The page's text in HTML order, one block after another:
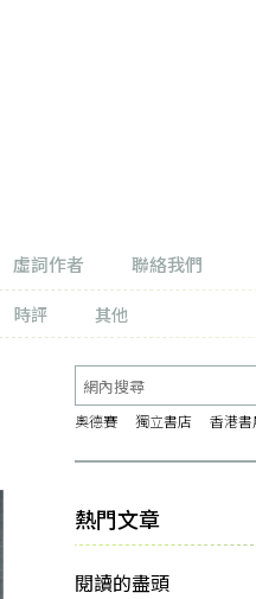
虛詞作者
聯絡我們
時評 其他
奧德賽 獨立書店 香港書
熱門文章
閱讀的盡頭